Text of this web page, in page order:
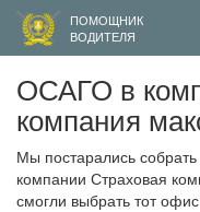
ПОМОЩНИК
ВОДИТЕЛЯ
ОСАГО в
компания
Мы постарались
компании Страховая
смогли выбрать тот